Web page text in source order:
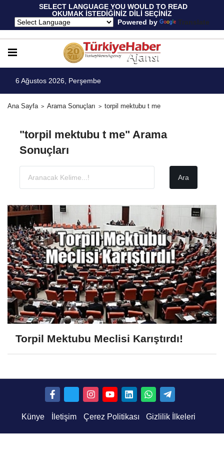
SELECT LANGUAGE YOU WOULD TO READ
OKUMAK İSTEDİĞİNİZ DİLİ SEÇİNİZ
Powered by
Translate
6 Ağustos 2026, Perşembe
Ana Sayfa Arama Sonuçları torpil mektubu t me
"torpil mektubu t me" Arama
Sonuçları
Torpil Mektubu Meclisi Karıştırdı!
Künye İletişim Çerez Politikası Gizlilik İlkeleri